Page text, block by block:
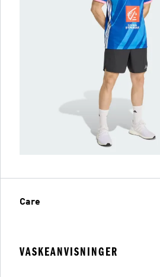
Care
VASKEANVISNINGER